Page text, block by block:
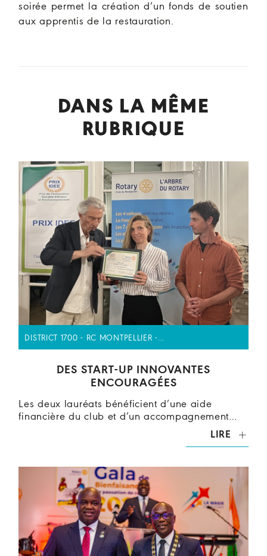
soirée permet la création d’un fonds de soutien
aux apprentis de la restauration.
DANS LA MÊME
RUBRIQUE
DISTRICT 1700 - RC MONTPELLIER -…
DES START-UP INNOVANTES
ENCOURAGÉES
Les deux lauréats bénéficient d’une aide
financière du club et d’un accompagnement…
LIRE